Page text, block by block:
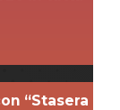
“Stasera